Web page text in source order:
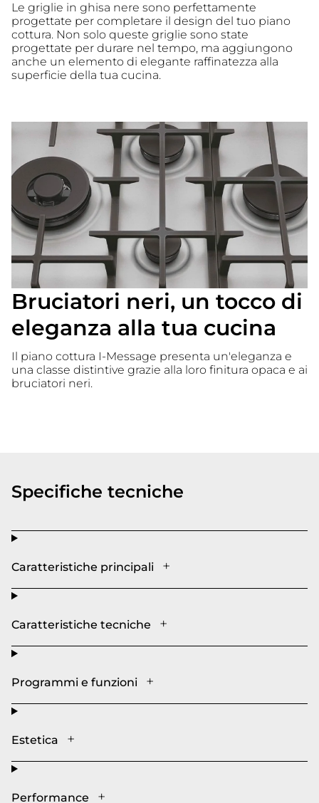
Le griglie in ghisa nere sono perfettamente
progettate per completare il design del tuo piano
cottura. Non solo queste griglie sono state
progettate per durare nel tempo, ma aggiungono
anche un elemento di elegante raffinatezza alla
superficie della tua cucina.
Bruciatori neri, un tocco di
eleganza alla tua cucina
Il piano cottura I-Message presenta un'eleganza e
una classe distintive grazie alla loro finitura opaca e ai
bruciatori neri.
Specifiche tecniche
Caratteristiche principali
Caratteristiche tecniche
Programmi e funzioni
Estetica
Performance